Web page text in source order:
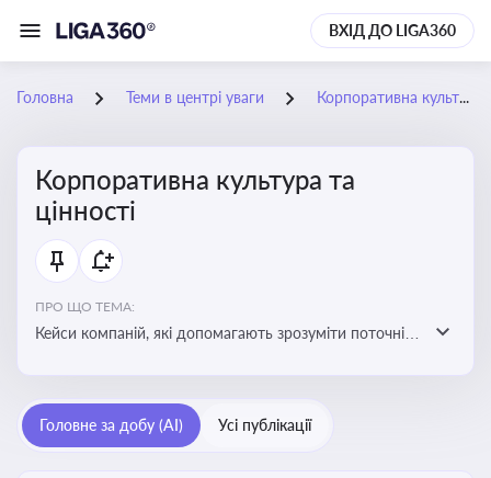
ВХІД ДО LIGA360
Головна Теми в центрі уваги Корпоративна культура та цінності
Корпоративна культура та
цінності
ПРО ЩО ТЕМА:
Кейси компаній, які допомагають зрозуміти поточні
бізнес-середовища
Головне за добу (AI) Усі публікації